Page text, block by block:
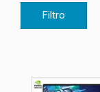
Filtro